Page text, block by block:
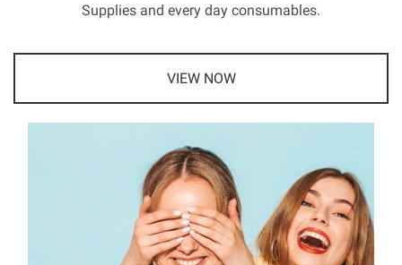
Supplies and every day consumables.
VIEW NOW